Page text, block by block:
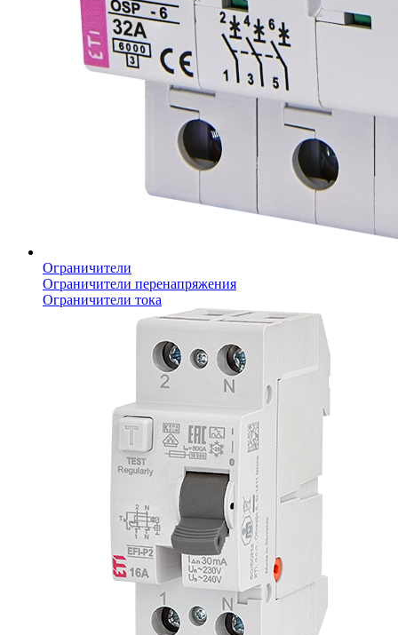
Ограничители
Ограничители перенапряжения
Ограничители тока